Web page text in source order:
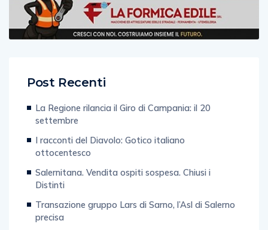
Post Recenti
La Regione rilancia il Giro di Campania: il 20
settembre
I racconti del Diavolo: Gotico italiano
ottocentesco
Salernitana. Vendita ospiti sospesa. Chiusi i
Distinti
Transazione gruppo Lars di Sarno, l’Asl di Salerno
precisa